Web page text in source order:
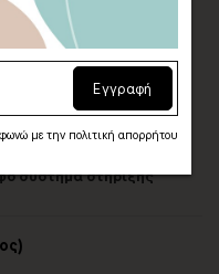
καμβάςσε τελάρο φυσικής
latex, χωρίς χημικούς
κορνίζας
πίνακας κατά παραγγελία
σύστημα στήριξης
Εγγραφή
με την πολιτική απορρήτου